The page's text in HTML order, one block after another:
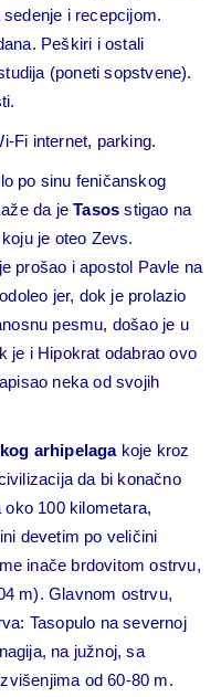
i recepcijom.
Peškiri i ostali
(poneti sopstvene).
Fi internet, parking.
po sinu feničanskog
da jeTasos stigao na
je oteo Zevs.
prošao i apostol Pavle na
jer, dok je prolazio
pesmu, došao je u
je i Hipokrat odabrao ovo
neka od svojih
arhipelagakoje kroz
da bi konačno
100 kilometara,
devetim po veličini
inače brdovitom ostrvu,
m). Glavnom ostrvu,
Tasopulo na severnoj
na južnoj, sa
od 60-80 m.